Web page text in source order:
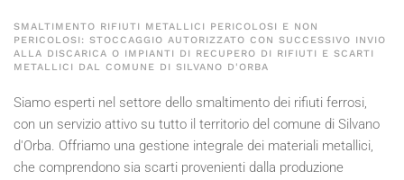
SMALTIMENTO RIFIUTI METALLICI PERICOLOSI E NON
PERICOLOSI: STOCCAGGIO AUTORIZZATO CON SUCCESSIVO INVIO
ALLA DISCARICA O IMPIANTI DI RECUPERO DI RIFIUTI E SCARTI
METALLICI DAL COMUNE DI SILVANO D'ORBA
Siamo esperti nel settore dello smaltimento dei rifiuti ferrosi,
con un servizio attivo su tutto il territorio del comune di Silvano
d'Orba. Offriamo una gestione integrale dei materiali metallici,
che comprendono sia scarti provenienti dalla produzione